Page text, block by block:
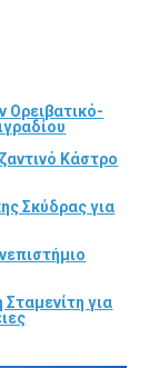
Ορειβατικό-
Κάστρο
Σκύδρας για
για